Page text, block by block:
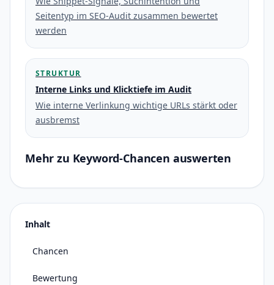
Seitentyp im SEO-Audit zusammen bewertet
werden
STRUKTUR
Interne Links und Klicktiefe im Audit
Wie interne Verlinkung wichtige URLs stärkt oder
ausbremst
Mehr zu Keyword-Chancen auswerten
Inhalt
Chancen
Bewertung